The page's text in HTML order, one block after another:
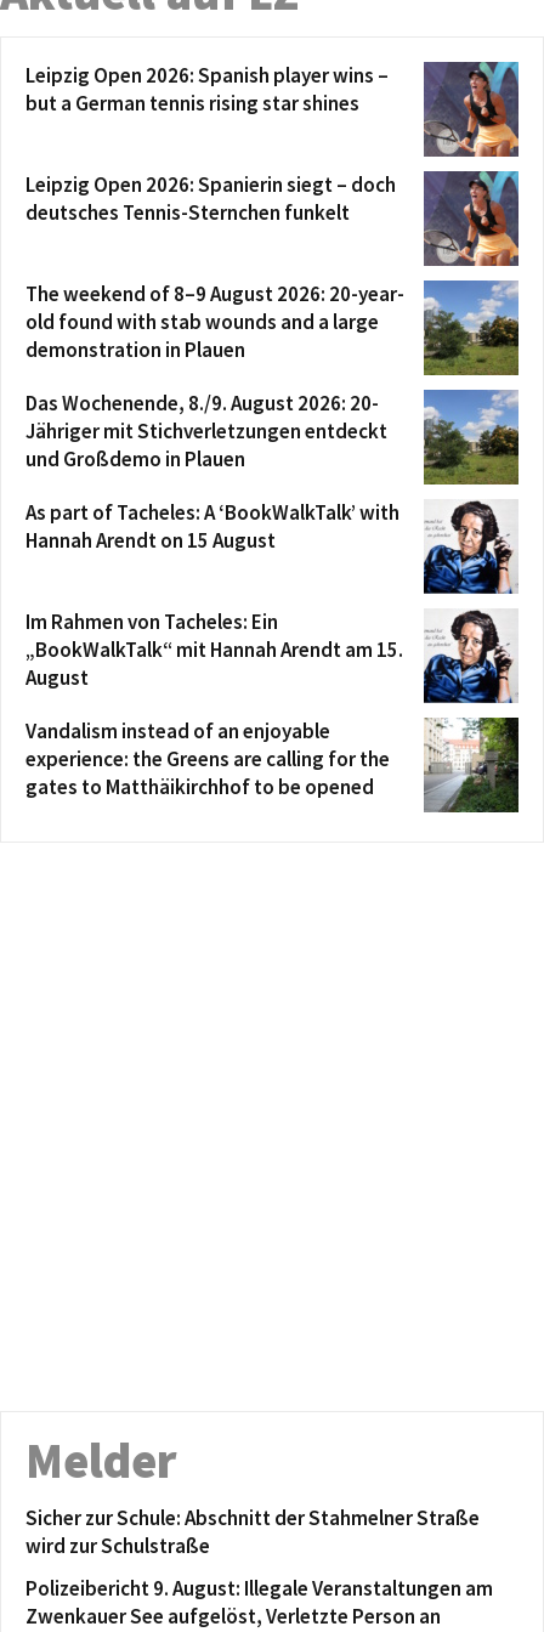
Leipzig Open 2026: Spanish player wins –
but a German tennis rising star shines
Leipzig Open 2026: Spanierin siegt – doch
deutsches Tennis-Sternchen funkelt
The weekend of 8–9 August 2026: 20-year-
old found with stab wounds and a large
demonstration in Plauen
Das Wochenende, 8./9. August 2026: 20-
Jähriger mit Stichverletzungen entdeckt
und Großdemo in Plauen
As part of Tacheles: A ‘BookWalkTalk’ with
Hannah Arendt on 15 August
Im Rahmen von Tacheles: Ein
„BookWalkTalk“ mit Hannah Arendt am 15.
August
Vandalism instead of an enjoyable
experience: the Greens are calling for the
gates to Matthäikirchhof to be opened
Melder
Sicher zur Schule: Abschnitt der Stahmelner Straße
wird zur Schulstraße
Polizeibericht 9. August: Illegale Veranstaltungen am
Zwenkauer See aufgelöst, Verletzte Person an